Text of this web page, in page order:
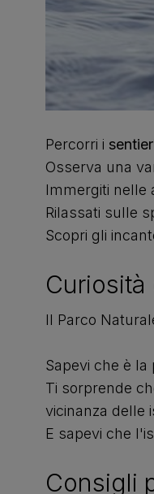
Percorri i
Osserva una
Immergiti nelle
Rilassati sulle
Scopri gli
Il Parco
Sapevi che è
Ti sorprende
vicinanza delle
E sapevi che
Consigli